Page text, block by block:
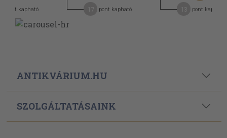
pont kapható pont kapható pont kapható
ANTIKVÁRIUM.HU
SZOLGÁLTATÁSAINK